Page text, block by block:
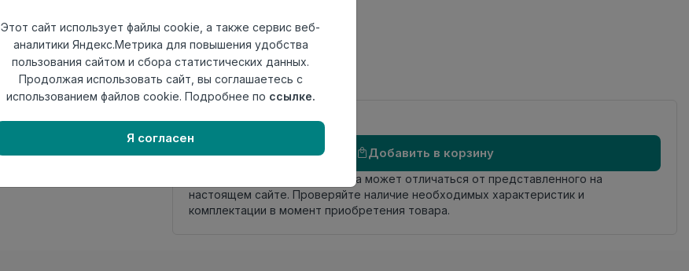
Теплый пол
до +27 градусов
Страна
происхождения
Турция
Осталось6 упак
Добавить в корзину
Внимание! Внешний вид товара может отличаться от представленного на
настоящем сайте. Проверяйте наличие необходимых характеристик и
комплектации в момент приобретения товара.
Этот сайт использует файлы cookie, а также сервис веб-
аналитики Яндекс.Метрика для повышения удобства
пользования сайтом и сбора статистических данных.
Продолжая использовать сайт, вы соглашаетесь с
использованием файлов cookie. Подробнее по ссылке.
Я согласен